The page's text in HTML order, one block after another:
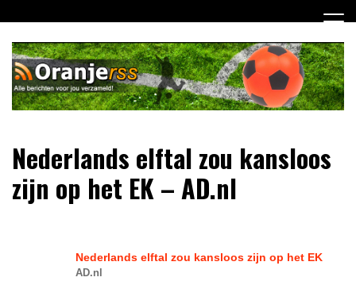
naar
inhoud
Oranje RSS
niets meer van het Nederlands Elftal op weg naar het EK
2012!
Nederlands elftal zou kansloos
zijn op het EK – AD.nl
Nederlands elftal zou kansloos zijn op het EK
AD.nl